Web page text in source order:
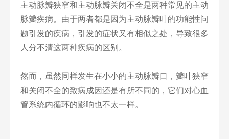
主动脉瓣狭窄和主动脉瓣关闭不全是两种常见的主动
脉瓣疾病。由于两者都是因为主动脉瓣叶的功能性问
题引发的疾病，引发的症状又有相似之处，导致很多
人分不清这两种疾病的区别。
然而，虽然同样发生在小小的主动脉瓣口，瓣叶狭窄
和关闭不全的致病成因还是有所不同的，它们对心血
管系统内循环的影响也不太一样。